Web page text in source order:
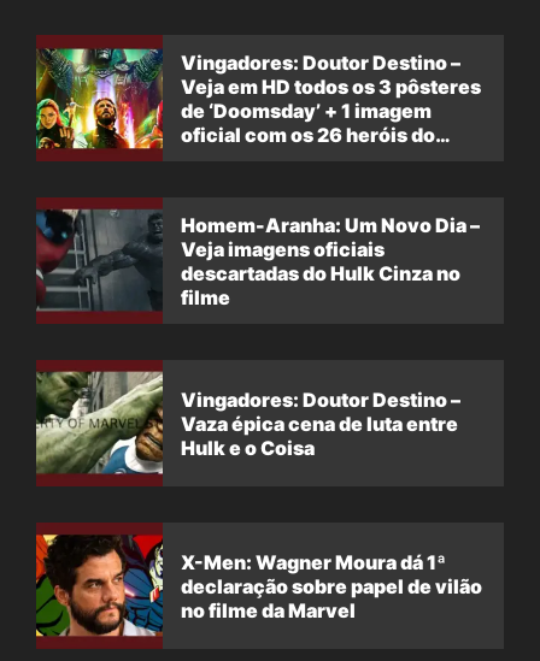
Vingadores: Doutor Destino –
Veja em HD todos os 3 pôsteres
de ‘Doomsday’ + 1 imagem
oficial com os 26 heróis do
Homem-Aranha: Um Novo Dia –
Veja imagens oficiais
descartadas do Hulk Cinza no
filme
Vingadores: Doutor Destino –
Vaza épica cena de luta entre
Hulk e o Coisa
X-Men: Wagner Moura dá 1ª
declaração sobre papel de vilão
no filme da Marvel